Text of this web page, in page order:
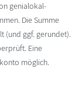
genialokal-
Die Summe
(und ggf. gerundet).
Eine
möglich.